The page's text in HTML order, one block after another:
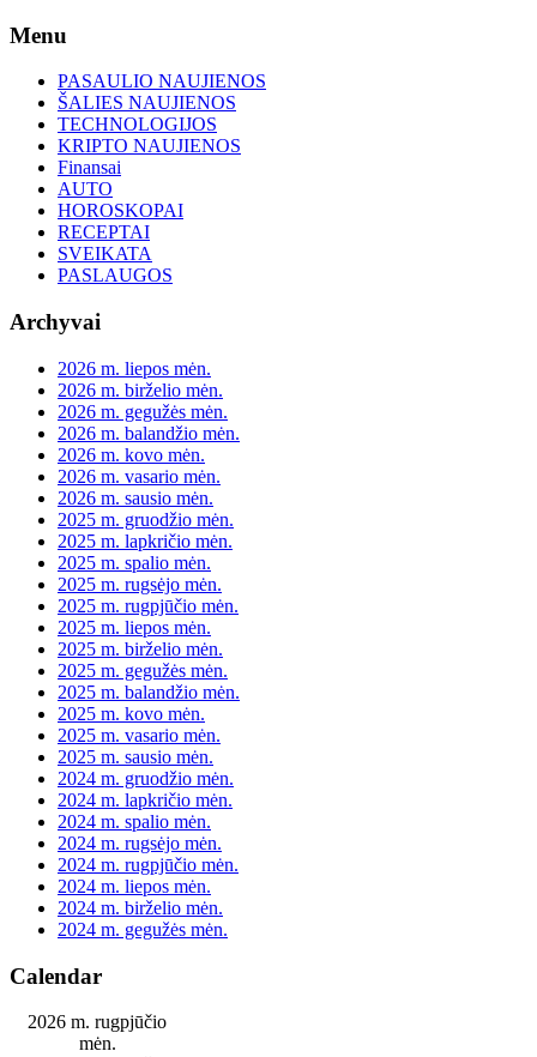
Skip
content
Menu
PASAULIO NAUJIENOS
ŠALIES NAUJIENOS
TECHNOLOGIJOS
KRIPTO NAUJIENOS
Finansai
AUTO
HOROSKOPAI
RECEPTAI
SVEIKATA
PASLAUGOS
Archyvai
2026 m. liepos mėn.
2026 m. birželio mėn.
2026 m. gegužės mėn.
2026 m. balandžio mėn.
2026 m. kovo mėn.
2026 m. vasario mėn.
2026 m. sausio mėn.
2025 m. gruodžio mėn.
2025 m. lapkričio mėn.
2025 m. spalio mėn.
2025 m. rugsėjo mėn.
2025 m. rugpjūčio mėn.
2025 m. liepos mėn.
2025 m. birželio mėn.
2025 m. gegužės mėn.
2025 m. balandžio mėn.
2025 m. kovo mėn.
2025 m. vasario mėn.
2025 m. sausio mėn.
2024 m. gruodžio mėn.
2024 m. lapkričio mėn.
2024 m. spalio mėn.
2024 m. rugsėjo mėn.
2024 m. rugpjūčio mėn.
2024 m. liepos mėn.
2024 m. birželio mėn.
2024 m. gegužės mėn.
Calendar
2026 m. rugpjūčio
mėn.